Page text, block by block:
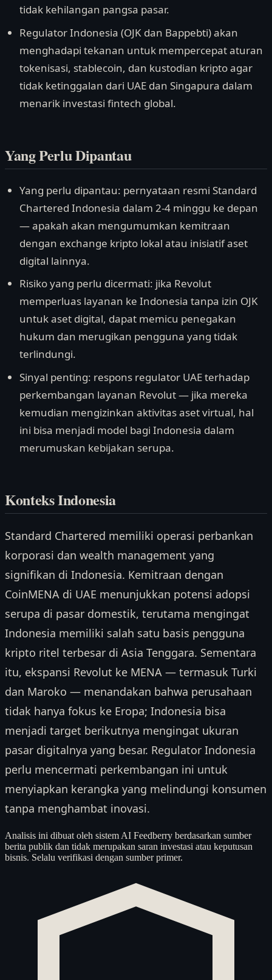
tidak kehilangan pangsa pasar.
Regulator Indonesia (OJK dan Bappebti) akan
menghadapi tekanan untuk mempercepat aturan
tokenisasi, stablecoin, dan kustodian kripto agar
tidak ketinggalan dari UAE dan Singapura dalam
menarik investasi fintech global.
Yang Perlu Dipantau
Yang perlu dipantau: pernyataan resmi Standard
Chartered Indonesia dalam 2-4 minggu ke depan
— apakah akan mengumumkan kemitraan
dengan exchange kripto lokal atau inisiatif aset
digital lainnya.
Risiko yang perlu dicermati: jika Revolut
memperluas layanan ke Indonesia tanpa izin OJK
untuk aset digital, dapat memicu penegakan
hukum dan merugikan pengguna yang tidak
terlindungi.
Sinyal penting: respons regulator UAE terhadap
perkembangan layanan Revolut — jika mereka
kemudian mengizinkan aktivitas aset virtual, hal
ini bisa menjadi model bagi Indonesia dalam
merumuskan kebijakan serupa.
Konteks Indonesia
Standard Chartered memiliki operasi perbankan
korporasi dan wealth management yang
signifikan di Indonesia. Kemitraan dengan
CoinMENA di UAE menunjukkan potensi adopsi
serupa di pasar domestik, terutama mengingat
Indonesia memiliki salah satu basis pengguna
kripto ritel terbesar di Asia Tenggara. Sementara
itu, ekspansi Revolut ke MENA — termasuk Turki
dan Maroko — menandakan bahwa perusahaan
tidak hanya fokus ke Eropa; Indonesia bisa
menjadi target berikutnya mengingat ukuran
pasar digitalnya yang besar. Regulator Indonesia
perlu mencermati perkembangan ini untuk
menyiapkan kerangka yang melindungi konsumen
tanpa menghambat inovasi.
Analisis ini dibuat oleh sistem AI Feedberry berdasarkan sumber
berita publik dan tidak merupakan saran investasi atau keputusan
bisnis. Selalu verifikasi dengan sumber primer.